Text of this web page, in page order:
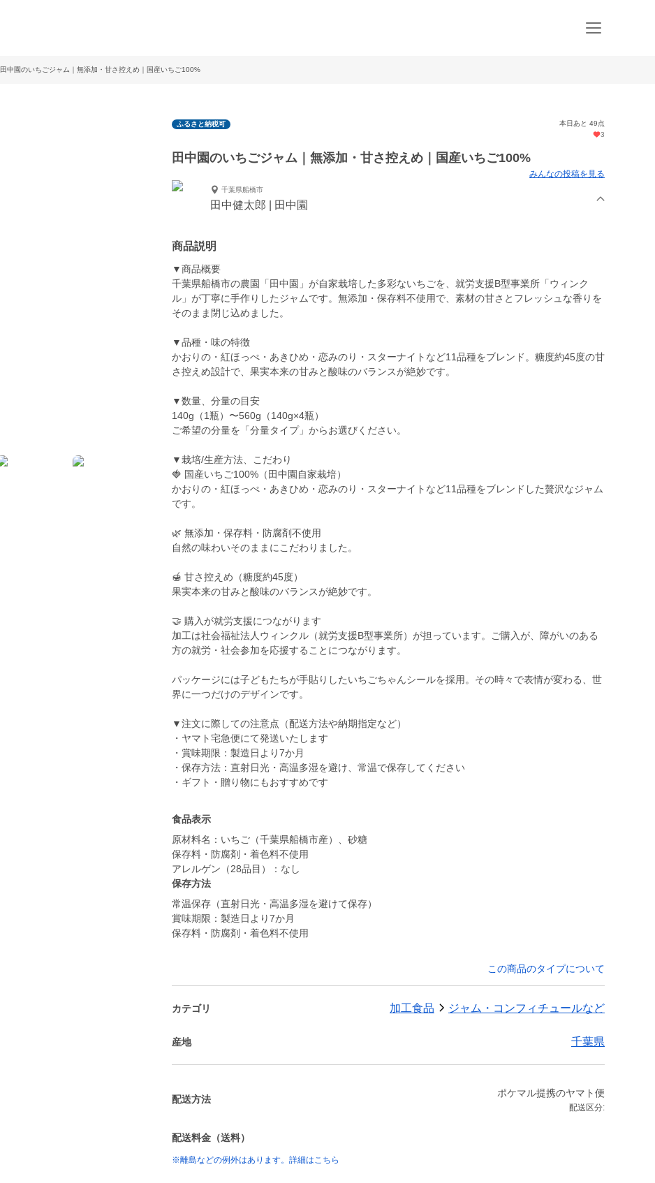
田中園のいちごジャム｜無添加・甘さ控えめ｜国産いちご100%
ふるさと納税可
本日あと 49点
3
田中園のいちごジャム｜無添加・甘さ控えめ｜国産いちご100%
みんなの投稿を見る
千葉県船橋市
田中健太郎 | 田中園
商品説明
▼商品概要
千葉県船橋市の農園「田中園」が自家栽培した多彩ないちごを、就労支援B型事業所「ウィンク
ル」が丁寧に手作りしたジャムです。無添加・保存料不使用で、素材の甘さとフレッシュな香りを
そのまま閉じ込めました。
▼品種・味の特徴
かおりの・紅ほっぺ・あきひめ・恋みのり・スターナイトなど11品種をブレンド。糖度約45度の甘
さ控えめ設計で、果実本来の甘みと酸味のバランスが絶妙です。
▼数量、分量の目安
140g（1瓶）〜560g（140g×4瓶）
ご希望の分量を「分量タイプ」からお選びください。
▼栽培/生産方法、こだわり
🍓 国産いちご100%（田中園自家栽培）
かおりの・紅ほっぺ・あきひめ・恋みのり・スターナイトなど11品種をブレンドした贅沢なジャム
です。
🌿 無添加・保存料・防腐剤不使用
自然の味わいそのままにこだわりました。
🍯 甘さ控えめ（糖度約45度）
果実本来の甘みと酸味のバランスが絶妙です。
🤝 購入が就労支援につながります
加工は社会福祉法人ウィンクル（就労支援B型事業所）が担っています。ご購入が、障がいのある
方の就労・社会参加を応援することにつながります。
パッケージには子どもたちが手貼りしたいちごちゃんシールを採用。その時々で表情が変わる、世
界に一つだけのデザインです。
▼注文に際しての注意点（配送方法や納期指定など）
・ヤマト宅急便にて発送いたします
・賞味期限：製造日より7か月
・保存方法：直射日光・高温多湿を避け、常温で保存してください
・ギフト・贈り物にもおすすめです
食品表示
原材料名：いちご（千葉県船橋市産）、砂糖
保存料・防腐剤・着色料不使用
アレルゲン（28品目）：なし
保存方法
常温保存（直射日光・高温多湿を避けて保存）
賞味期限：製造日より7か月
保存料・防腐剤・着色料不使用
この商品のタイプについて
カテゴリ 加工食品 ジャム・コンフィチュールなど
産地 千葉県
配送方法
ポケマル提携のヤマト便
配送区分:
配送料金（送料）
※離島などの例外はあります。詳細はこちら